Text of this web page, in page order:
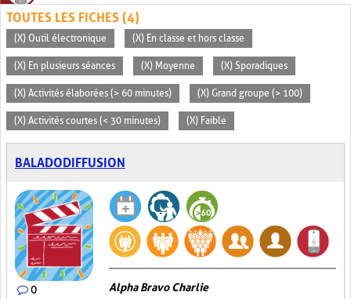
TOUTES LES FICHES (4)
(X) Outil électronique (X) En classe et hors classe
(X) En plusieurs séances (X) Moyenne (X) Sporadiques
(X) Activités élaborées (> 60 minutes) (X) Grand groupe (> 100)
(X) Activités courtes (< 30 minutes) (X) Faible
BALADODIFFUSION
0 Alpha Bravo Charlie